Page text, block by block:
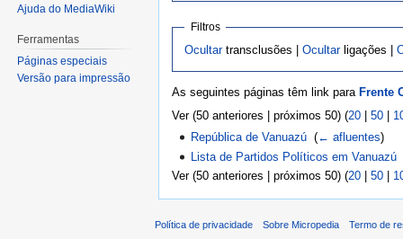
Filtros
Ocultartransclusões |Ocultarligações |
As seguintes páginas têm link para Frente
Ver (50 anteriores | próximos 50) (20 |50
República de Vanuazú ‎(← afluentes)
Lista de Partidos Políticos em Vanuazú
Ver (50 anteriores | próximos 50) (20 |50
Ajuda do MediaWiki
Ferramentas
Páginas especiais
Versão para impressão
Política de privacidade Sobre Micropedia Termo de